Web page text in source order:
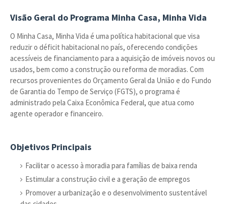
Visão Geral do Programa Minha Casa, Minha Vida
O Minha Casa, Minha Vida é uma política habitacional que visa
reduzir o déficit habitacional no país, oferecendo condições
acessíveis de financiamento para a aquisição de imóveis novos ou
usados, bem como a construção ou reforma de moradias. Com
recursos provenientes do Orçamento Geral da União e do Fundo
de Garantia do Tempo de Serviço (FGTS), o programa é
administrado pela Caixa Econômica Federal, que atua como
agente operador e financeiro.
Objetivos Principais
Facilitar o acesso à moradia para famílias de baixa renda
Estimular a construção civil e a geração de empregos
Promover a urbanização e o desenvolvimento sustentável